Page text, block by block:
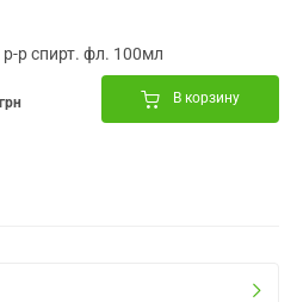
р спирт. фл. 100мл
грн В корзину